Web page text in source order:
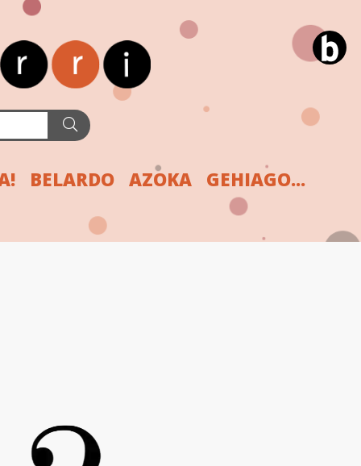
BELARDO AZOKA GEHIAGO...